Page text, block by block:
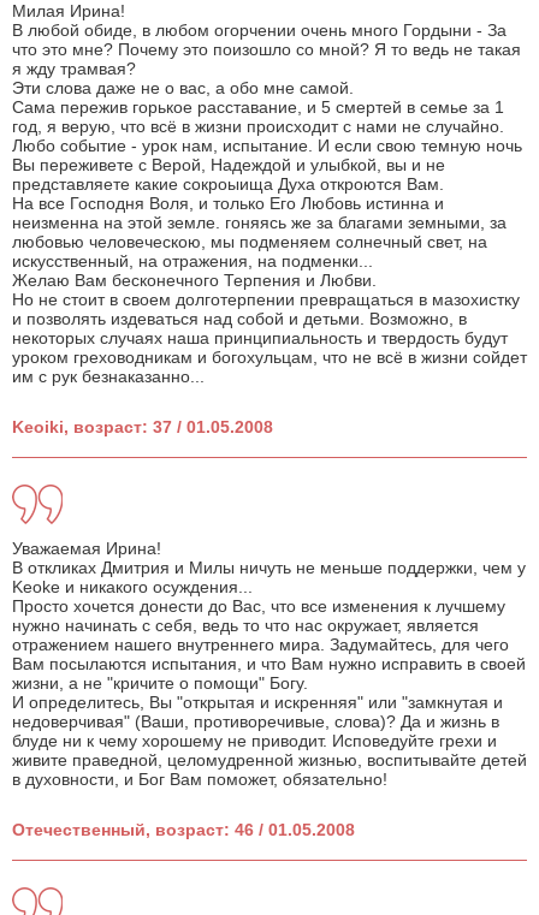
Милая Ирина!
В любой обиде, в любом огорчении очень много Гордыни - За
что это мне? Почему это поизошло со мной? Я то ведь не такая
я жду трамвая?
Эти слова даже не о вас, а обо мне самой.
Сама пережив горькое расставание, и 5 смертей в семье за 1
год, я верую, что всё в жизни происходит с нами не случайно.
Любо событие - урок нам, испытание. И если свою темную ночь
Вы переживете с Верой, Надеждой и улыбкой, вы и не
представляете какие сокроыища Духа откроются Вам.
На все Господня Воля, и только Его Любовь истинна и
неизменна на этой земле. гоняясь же за благами земными, за
любовью человеческою, мы подменяем солнечный свет, на
искусственный, на отражения, на подменки...
Желаю Вам бесконечного Терпения и Любви.
Но не стоит в своем долготерпении превращаться в мазохистку
и позволять издеваться над собой и детьми. Возможно, в
некоторых случаях наша принципиальность и твердость будут
уроком греховодникам и богохульцам, что не всё в жизни сойдет
им с рук безнаказанно...
Keoiki, возраст: 37 / 01.05.2008
Уважаемая Ирина!
В откликах Дмитрия и Милы ничуть не меньше поддержки, чем у
Keoke и никакого осуждения...
Просто хочется донести до Вас, что все изменения к лучшему
нужно начинать с себя, ведь то что нас окружает, является
отражением нашего внутреннего мира. Задумайтесь, для чего
Вам посылаются испытания, и что Вам нужно исправить в своей
жизни, а не "кричите о помощи" Богу.
И определитесь, Вы "открытая и искренняя" или "замкнутая и
недоверчивая" (Ваши, противоречивые, слова)? Да и жизнь в
блуде ни к чему хорошему не приводит. Исповедуйте грехи и
живите праведной, целомудренной жизнью, воспитывайте детей
в духовности, и Бог Вам поможет, обязательно!
Отечественный, возраст: 46 / 01.05.2008